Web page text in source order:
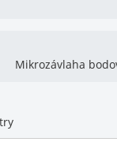
Mikrozávlaha